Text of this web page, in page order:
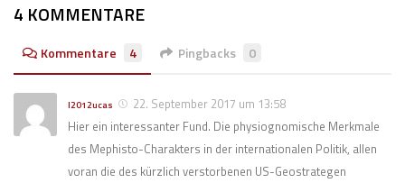
4 KOMMENTARE
Kommentare 4 Pingbacks 0
l2012ucas
22. September 2017 um 13:58
Hier ein interessanter Fund. Die physiognomische Merkmale
des Mephisto-Charakters in der internationalen Politik, allen
voran die des kürzlich verstorbenen US-Geostrategen